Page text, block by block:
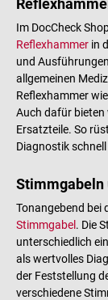
Im DocCheck
Reflexhammer in
und
allgemeinen
Reflexhammer
Auch dafür bieten
Ersatzteile. So
Diagnostik
Stimmgabeln
Tonangebend bei
Stimmgabel. Die
unterschiedlich
als wertvolles
der Feststellung
verschiedene